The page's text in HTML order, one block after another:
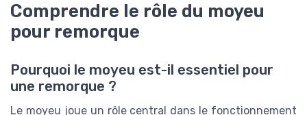
Comprendre le rôle du moyeu
pour remorque
Pourquoi le moyeu est-il essentiel pour
une remorque ?
Le moyeu joue un rôle central dans le fonctionnement